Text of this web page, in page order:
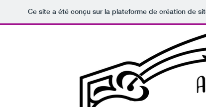
Ce site a été conçu sur la plateforme de création de